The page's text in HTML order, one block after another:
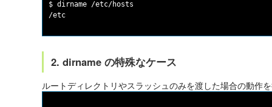
$ dirname /etc/hosts
2. dirname の特殊なケース
ルートディレクトリやスラッシュのみを渡した場合の動作